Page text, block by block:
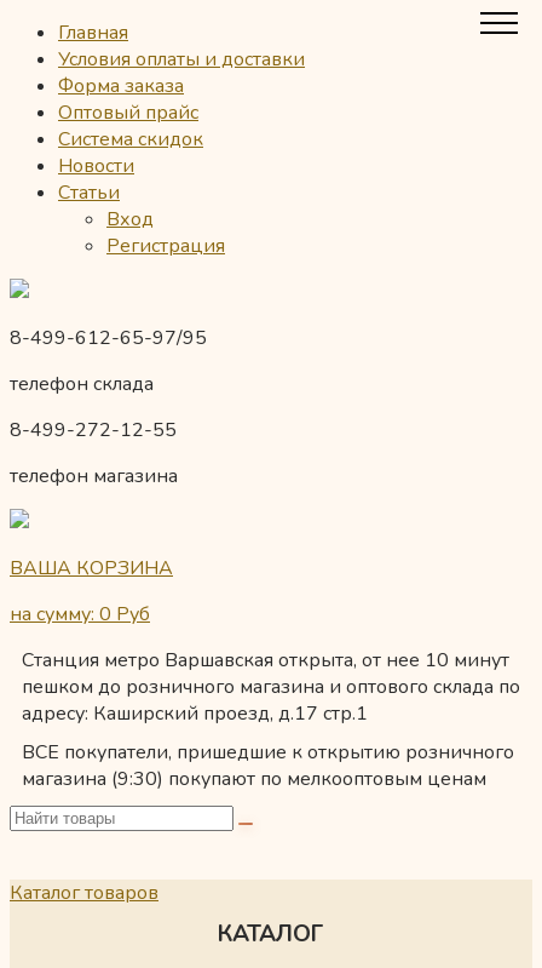
Главная
Условия оплаты и доставки
Форма заказа
Оптовый прайс
Система скидок
Новости
Статьи
Вход
Регистрация
8-499-612-65-97/95
телефон склада
8-499-272-12-55
телефон магазина
ВАША КОРЗИНА
на сумму: 0 Руб
Станция метро Варшавская открыта, от нее 10 минут
пешком до розничного магазина и оптового склада по
адресу: Каширский проезд, д.17 стр.1
ВСЕ покупатели, пришедшие к открытию розничного
магазина (9:30) покупают по мелкооптовым ценам
Каталог товаров
КАТАЛОГ